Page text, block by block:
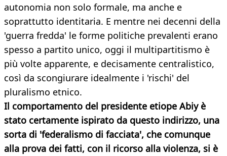
autonomia non solo formale, ma anche e
soprattutto identitaria. E mentre nei decenni della
'guerra fredda' le forme politiche prevalenti erano
spesso a partito unico, oggi il multipartitismo è
più volte apparente, e decisamente centralistico,
così da scongiurare idealmente i 'rischi' del
pluralismo etnico.
Il comportamento del presidente etiope Abiy è
stato certamente ispirato da questo indirizzo, una
sorta di 'federalismo di facciata', che comunque
alla prova dei fatti, con il ricorso alla violenza, si è